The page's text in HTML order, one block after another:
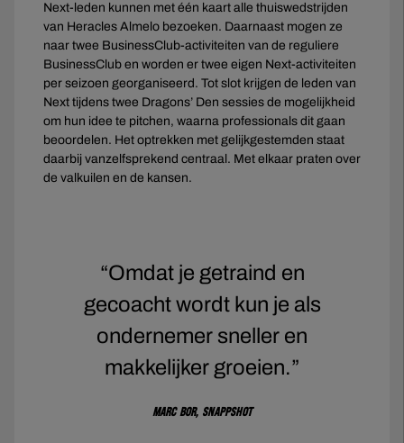
Next-leden kunnen met één kaart alle thuiswedstrijden
van Heracles Almelo bezoeken. Daarnaast mogen ze
naar twee BusinessClub-activiteiten van de reguliere
BusinessClub en worden er twee eigen Next-activiteiten
per seizoen georganiseerd. Tot slot krijgen de leden van
Next tijdens twee Dragons’ Den sessies de mogelijkheid
om hun idee te pitchen, waarna professionals dit gaan
beoordelen. Het optrekken met gelijkgestemden staat
daarbij vanzelfsprekend centraal. Met elkaar praten over
de valkuilen en de kansen.
“Omdat je getraind en
gecoacht wordt kun je als
ondernemer sneller en
makkelijker groeien.”
Marc Bor, Snappshot